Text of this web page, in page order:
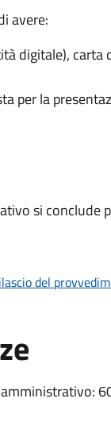
avere:
digitale), carta
per la
si conclude
del